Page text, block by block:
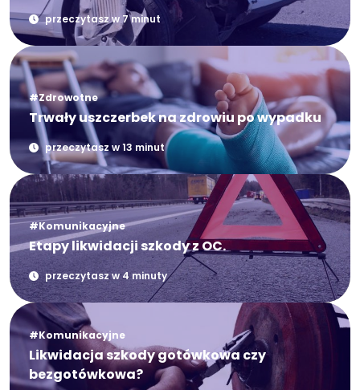
przeczytasz w 7 minut
#Zdrowotne
Trwały uszczerbek na zdrowiu po wypadku
przeczytasz w 13 minut
#Komunikacyjne
Etapy likwidacji szkody z OC.
przeczytasz w 4 minuty
#Komunikacyjne
Likwidacja szkody gotówkowa czy
bezgotówkowa?